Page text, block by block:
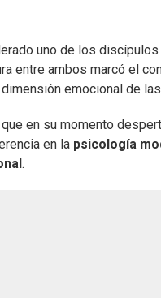
uno de los
entre ambos marcó el
emocional de
en su momento
en la psicología
.